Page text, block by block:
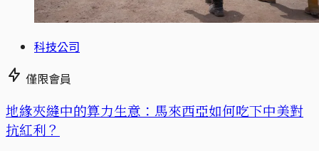
科技公司
僅限會員
地緣夾縫中的算力生意：馬來西亞如何吃下中美對
抗紅利？